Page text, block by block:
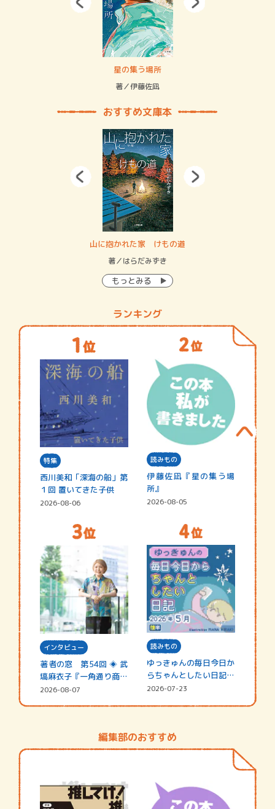
星の集う場所
著／伊藤佐凪
おすすめ文庫本
山に抱かれた家 けもの道
著／はらだみずき
もっとみる
ランキング
特集
西川美和「深海の船」第
１回 置いてきた子供
2026-08-06
読みもの
伊藤佐凪『星の集う場
所』
2026-08-05
インタビュー
著者の窓 第54回 ◈ 武
塙麻衣子『一角通り商店
街の…
2026-08-07
読みもの
ゆっきゅんの毎日今日か
らちゃんとしたい日記
☆202…
2026-07-23
編集部のおすすめ